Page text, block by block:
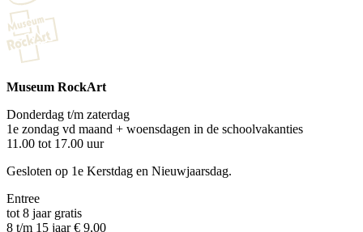
Museum RockArt
Donderdag t/m zaterdag
1e zondag vd maand + woensdagen in de schoolvakanties
11.00 tot 17.00 uur
Gesloten op 1e Kerstdag en Nieuwjaarsdag.
Entree
tot 8 jaar gratis
8 t/m 15 jaar € 9,00